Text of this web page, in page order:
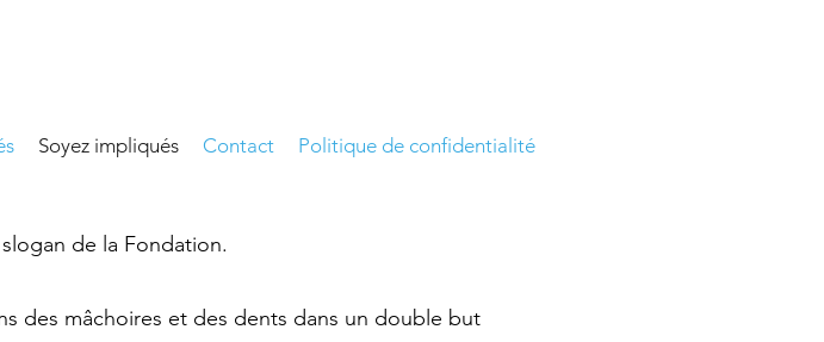
Soyez impliqués Contact Politique de confidentialité
de la Fondation.
des mâchoires et des dents dans un double but